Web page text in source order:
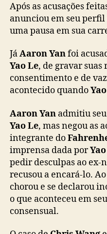
Após as acusações
anunciou em seu perfil
uma pausa em sua
JáAaron Yanfoi
Yao Le, de gravar suas
consentimento e de
acontecido quando
Aaron Yan admitiu
Yao Le, mas negou as
integrante do
imprensa dada por
pedir desculpas ao ex-
recusou a encará-lo.
chorou e se declarou
o que aconteceu em
consensual.